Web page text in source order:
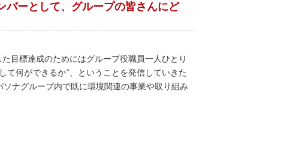
バーとして、グループの皆さんにど
目標達成のためにはグループ役職員一人ひとり
て何ができるか”、ということを発信していきた
ナグループ内で既に環境関連の事業や取り組み